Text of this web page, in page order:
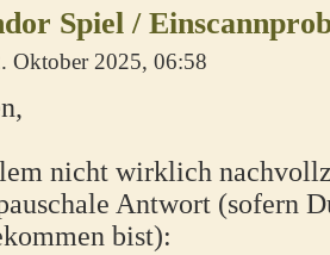
Spiel /
Oktober 2025, 06:58
nicht wirklich
Antwort (sofern
bist):